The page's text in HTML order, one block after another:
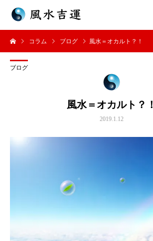
コラム ブログ 風水＝オカルト？！
ブログ
風水＝オカルト？！
2019.1.12